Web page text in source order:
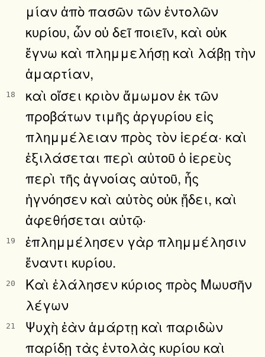
μίαν ἀπὸ πασῶν τῶν ἐντολῶν
κυρίου, ὧν οὐ δεῖ ποιεῖν, καὶ οὐκ
ἔγνω καὶ πλημμελήσῃ καὶ λάβῃ τὴν
ἁμαρτίαν,
18
καὶ οἴσει κριὸν ἄμωμον ἐκ τῶν
προβάτων τιμῆς ἀργυρίου εἰς
πλημμέλειαν πρὸς τὸν ἱερέα· καὶ
ἐξιλάσεται περὶ αὐτοῦ ὁ ἱερεὺς
περὶ τῆς ἀγνοίας αὐτοῦ, ἧς
ἠγνόησεν καὶ αὐτὸς οὐκ ᾔδει, καὶ
ἀφεθήσεται αὐτῷ·
19
ἐπλημμέλησεν γὰρ πλημμέλησιν
ἔναντι κυρίου.
20
Καὶ ἐλάλησεν κύριος πρὸς Μωυσῆν
λέγων
21
Ψυχὴ ἐὰν ἁμάρτῃ καὶ παριδὼν
παρίδῃ τὰς ἐντολὰς κυρίου καὶ